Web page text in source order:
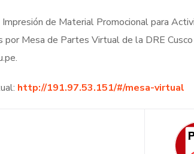
de Material Promocional para
Mesa de Partes Virtual de la DRE Cusco
http://191.97.53.151/#/mesa-virtual